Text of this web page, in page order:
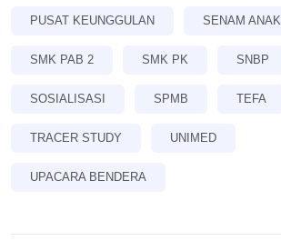
PUSAT KEUNGGULAN SENAM ANAK
SMK PAB 2 SMK PK SNBP
SOSIALISASI SPMB TEFA
TRACER STUDY UNIMED
UPACARA BENDERA